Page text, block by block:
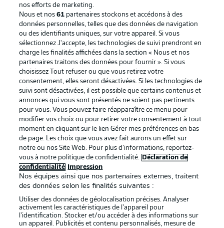
Football as it's meant to be
BUNDESLIGA APP
Proposé par
nos efforts de marketing.
Nous et nos61 partenaires stockons et accédons à des
données personnelles, telles que des données de navigation
ou des identifiants uniques, sur votre appareil. Si vous
sélectionnez J'accepte, les technologies de suivi prendront en
charge les finalités affichées dans la section « Nous et nos
partenaires traitons des données pour fournir ». Si vous
choisissez Tout refuser ou que vous retirez votre
consentement, elles seront désactivées. Si les technologies de
suivi sont désactivées, il est possible que certains contenus et
annonces qui vous sont présentés ne soient pas pertinents
pour vous. Vous pouvez faire réapparaître ce menu pour
modifier vos choix ou pour retirer votre consentement à tout
moment en cliquant sur le lien Gérer mes préférences en bas
de page. Les choix que vous avez fait aurons un effet sur
notre ou nos Site Web. Pour plus d’informations, reportez-
vous à notre politique de confidentialité.
Déclaration de
confidentialité
Impression
Nos équipes ainsi que nos partenaires externes, traitent
des données selon les finalités suivantes :
Utiliser des données de géolocalisation précises. Analyser
activement les caractéristiques de l’appareil pour
l’identification. Stocker et/ou accéder à des informations sur
un appareil. Publicités et contenu personnalisés, mesure de